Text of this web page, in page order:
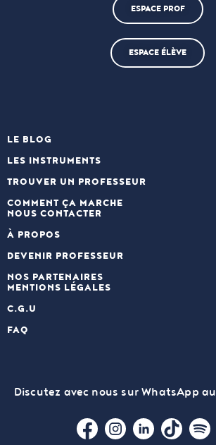
ESPACE PROF
ESPACE ÉLÈVE
LE BLOG
LES INSTRUMENTS
TROUVER UN PROFESSEUR
COMMENT ÇA MARCHE
NOUS CONTACTER
À PROPOS
DEVENIR PROFESSEUR
NOS PARTENAIRES
MENTIONS LÉGALES
C.G.U
FAQ
Discutez avec nous sur WhatsApp au